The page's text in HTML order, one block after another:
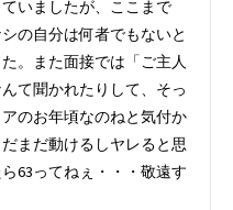
いましたが、ここまで
の自分は何者でもないと
。また面接では「ご主人
て聞かれたりして、そっ
のお年頃なのねと気付か
まだ動けるしヤレると思
63ってねぇ・・・敬遠す